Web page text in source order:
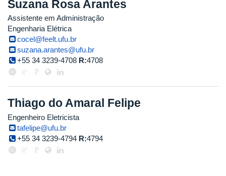
Suzana Rosa Arantes
Assistente em Administração
Engenharia Elétrica
cocel@feelt.ufu.br
suzana.arantes@ufu.br
+55 34 3239-4708 R:4708
Thiago do Amaral Felipe
Engenheiro Eletricista
tafelipe@ufu.br
+55 34 3239-4794 R:4794